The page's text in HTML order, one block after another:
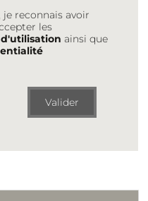
reconnais avoir
les
ainsi que
Valider